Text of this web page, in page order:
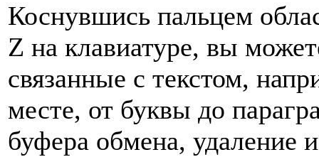
Коснувшись пальцем
Z на клавиатуре, вы
связанные с текстом,
месте, от буквы до
буфера обмена, удаление